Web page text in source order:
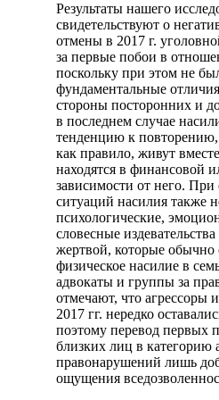
Результаты нашего
свидетельствуют о
отмены в 2017 г.
за первые побои в
поскольку при этом не
фундаментальные
стороны посторонних и
в последнем случае
тенденцию к повторению,
как правило, живут
находятся в финансовой
зависимости от него.
ситуаций насилия также
психологические,
словесные
жертвой, которые
физическое насилие в
адвокаты и группы за
отмечают, что агрессоры
2017 гг. нередко
поэтому перевод первых
близких лиц в категорию
правонарушений лишь
ощущения